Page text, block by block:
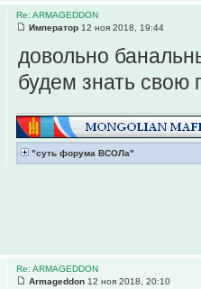
Re: ARMAGEDDON
Император 12 ноя 2018, 19:44
довольно
будем знать свою
"суть форума ВСОЛа"
Re: ARMAGEDDON
Armageddon 12 ноя 2018, 20:10